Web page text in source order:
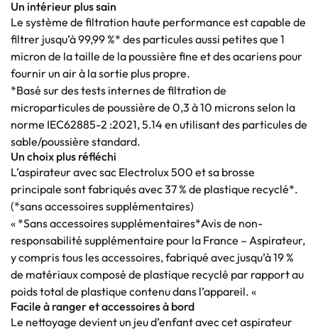
Un intérieur plus sain
Le système de filtration haute performance est capable de
filtrer jusqu’à 99,99 %* des particules aussi petites que 1
micron de la taille de la poussière fine et des acariens pour
fournir un air à la sortie plus propre.
*Basé sur des tests internes de filtration de
microparticules de poussière de 0,3 à 10 microns selon la
norme IEC62885-2 :2021, 5.14 en utilisant des particules de
sable/poussière standard.
Un choix plus réfléchi
L’aspirateur avec sac Electrolux 500 et sa brosse
principale sont fabriqués avec 37 % de plastique recyclé*.
(*sans accessoires supplémentaires)
« *Sans accessoires supplémentaires*Avis de non-
responsabilité supplémentaire pour la France – Aspirateur,
y compris tous les accessoires, fabriqué avec jusqu’à 19 %
de matériaux composé de plastique recyclé par rapport au
poids total de plastique contenu dans l’appareil. «
Facile à ranger et accessoires à bord
Le nettoyage devient un jeu d’enfant avec cet aspirateur